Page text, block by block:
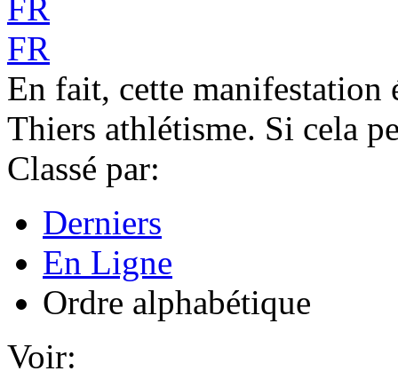
FR
En fait, cette manifestation
Thiers athlétisme. Si cela
Classé par:
Derniers
En Ligne
Ordre alphabétique
Voir: